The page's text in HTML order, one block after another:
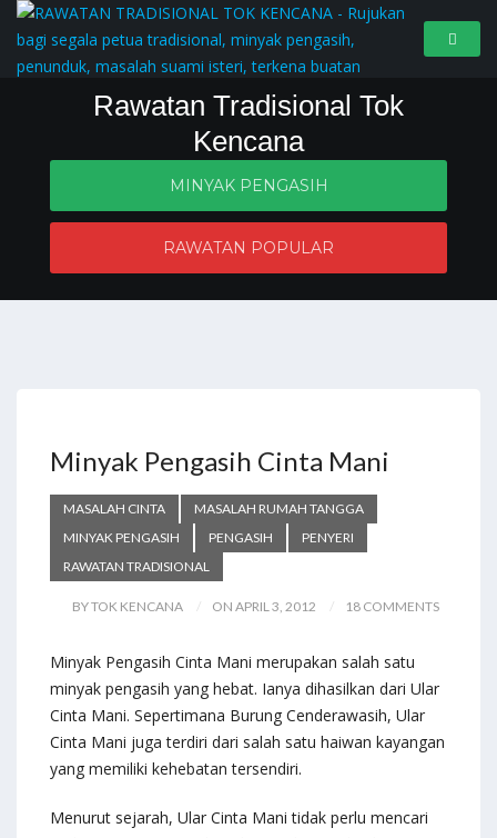
Rawatan Tradisional Tok
Kencana
Penyelesaian masalah zahir dan batin
MINYAK PENGASIH
RAWATAN POPULAR
Minyak Pengasih Cinta Mani
MASALAH CINTA
MASALAH RUMAH TANGGA
MINYAK PENGASIH
PENGASIH
PENYERI
RAWATAN TRADISIONAL
BY TOK KENCANA ON APRIL 3, 2012 18 COMMENTS
Minyak Pengasih Cinta Mani merupakan salah satu
minyak pengasih yang hebat. Ianya dihasilkan dari Ular
Cinta Mani. Sepertimana Burung Cenderawasih, Ular
Cinta Mani juga terdiri dari salah satu haiwan kayangan
yang memiliki kehebatan tersendiri.
Menurut sejarah, Ular Cinta Mani tidak perlu mencari